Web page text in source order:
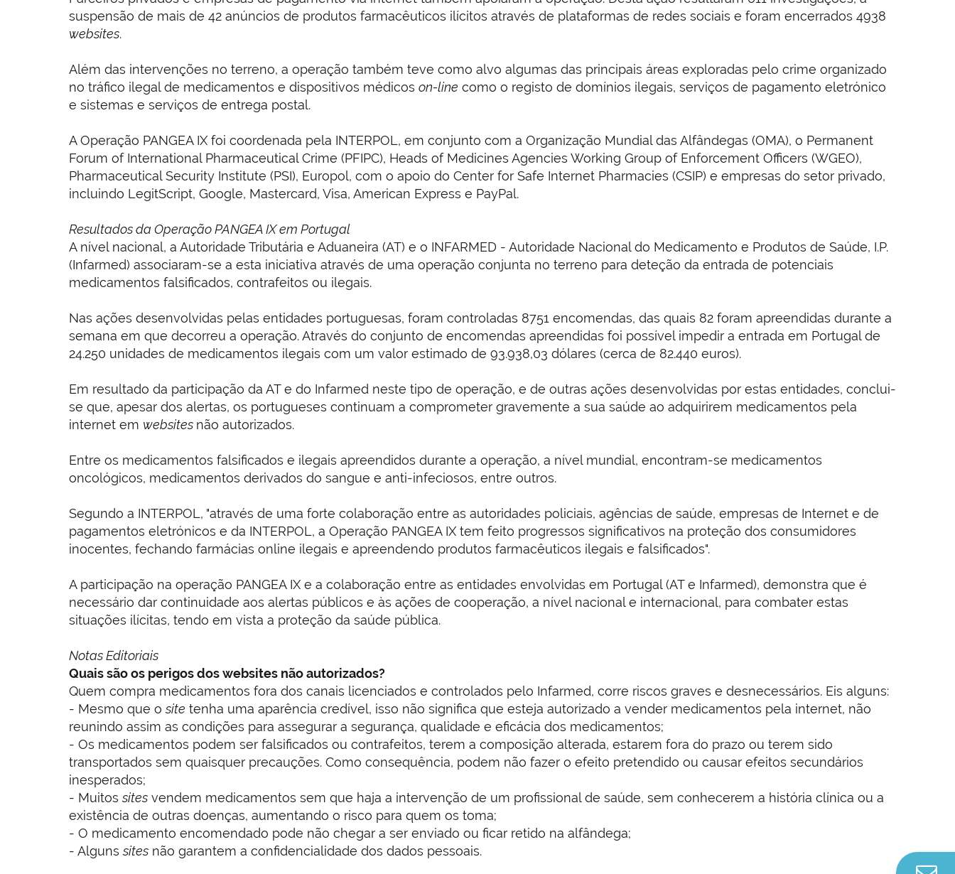
suspensão de mais de 42 anúncios de produtos farmacêuticos ilícitos através de plataformas de redes sociais e foram encerrados 4938
websites.
Além das intervenções no terreno, a operação também teve como alvo algumas das principais áreas exploradas pelo crime organizado
no tráfico ilegal de medicamentos e dispositivos médicos on-line como o registo de domínios ilegais, serviços de pagamento eletrónico
e sistemas e serviços de entrega postal.
A Operação PANGEA IX foi coordenada pela INTERPOL, em conjunto com a Organização Mundial das Alfândegas (OMA), o Permanent
Forum of International Pharmaceutical Crime (PFIPC), Heads of Medicines Agencies Working Group of Enforcement Officers (WGEO),
Pharmaceutical Security Institute (PSI), Europol, com o apoio do Center for Safe Internet Pharmacies (CSIP) e empresas do setor privado,
incluindo LegitScript, Google, Mastercard, Visa, American Express e PayPal.
Resultados da Operação PANGEA IX em Portugal
A nível nacional, a Autoridade Tributária e Aduaneira (AT) e o INFARMED - Autoridade Nacional do Medicamento e Produtos de Saúde, I.P.
(Infarmed) associaram-se a esta iniciativa através de uma operação conjunta no terreno para deteção da entrada de potenciais
medicamentos falsificados, contrafeitos ou ilegais.
Nas ações desenvolvidas pelas entidades portuguesas, foram controladas 8751 encomendas, das quais 82 foram apreendidas durante a
semana em que decorreu a operação. Através do conjunto de encomendas apreendidas foi possível impedir a entrada em Portugal de
24.250 unidades de medicamentos ilegais com um valor estimado de 93.938,03 dólares (cerca de 82.440 euros).
Em resultado da participação da AT e do Infarmed neste tipo de operação, e de outras ações desenvolvidas por estas entidades, conclui-
se que, apesar dos alertas, os portugueses continuam a comprometer gravemente a sua saúde ao adquirirem medicamentos pela
internet em websites não autorizados.
Entre os medicamentos falsificados e ilegais apreendidos durante a operação, a nível mundial, encontram-se medicamentos
oncológicos, medicamentos derivados do sangue e anti-infeciosos, entre outros.
Segundo a INTERPOL, "através de uma forte colaboração entre as autoridades policiais, agências de saúde, empresas de Internet e de
pagamentos eletrónicos e da INTERPOL, a Operação PANGEA IX tem feito progressos significativos na proteção dos consumidores
inocentes, fechando farmácias online ilegais e apreendendo produtos farmacêuticos ilegais e falsificados".
A participação na operação PANGEA IX e a colaboração entre as entidades envolvidas em Portugal (AT e Infarmed), demonstra que é
necessário dar continuidade aos alertas públicos e às ações de cooperação, a nível nacional e internacional, para combater estas
situações ilícitas, tendo em vista a proteção da saúde pública.
Notas Editoriais
Quais são os perigos dos websites não autorizados?
Quem compra medicamentos fora dos canais licenciados e controlados pelo Infarmed, corre riscos graves e desnecessários. Eis alguns:
- Mesmo que osite tenha uma aparência credível, isso não significa que esteja autorizado a vender medicamentos pela internet, não
reunindo assim as condições para assegurar a segurança, qualidade e eficácia dos medicamentos;
- Os medicamentos podem ser falsificados ou contrafeitos, terem a composição alterada, estarem fora do prazo ou terem sido
transportados sem quaisquer precauções. Como consequência, podem não fazer o efeito pretendido ou causar efeitos secundários
inesperados;
- Muitossites vendem medicamentos sem que haja a intervenção de um profissional de saúde, sem conhecerem a história clínica ou a
existência de outras doenças, aumentando o risco para quem os toma;
- O medicamento encomendado pode não chegar a ser enviado ou ficar retido na alfândega;
- Algunssites não garantem a confidencialidade dos dados pessoais.